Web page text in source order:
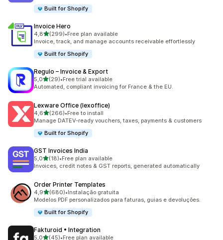
Built for Shopify
Invoice Hero
4,8de 5 estrelas
(299)
299 total de avaliações
•Free plan available
Invoice, track, and manage accounts receivable effortlessly
Built for Shopify
Regulo – Invoice & Export
5,0de 5 estrelas
(29)
29 total de avaliações
•Free trial available
Automated, compliant invoicing for France & the EU.
Lexware Office (lexoffice)
4,6de 5 estrelas
(266)
266 total de avaliações
•Free to install
Manage DATEV-ready vouchers, taxes, payments & customers
Built for Shopify
GST Invoices India
5,0de 5 estrelas
(18)
18 total de avaliações
•Free plan available
Invoices, credit notes & GST reports, generated automatically
Order Printer Templates
4,9de 5 estrelas
(680)
680 total de avaliações
•Instalação gratuita
Modelos PDF personalizados para faturas, guias e devoluções.
Built for Shopify
Fakturoid • Integration
5,0de 5 estrelas
(45)•Free plan available